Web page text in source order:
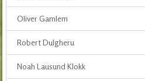
Oliver Gamlem
Robert Dulgheru
Noah Lausund Klokk